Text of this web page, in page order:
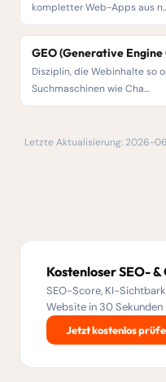
kompletter Web-Apps aus
GEO (Generative
Disziplin, die Webinhalte so
Suchmaschinen wie Cha…
Letzte Aktualisierung: 2026-
Kostenloser SEO-
SEO-Score, KI-
Website in 30
Jetzt kostenlos